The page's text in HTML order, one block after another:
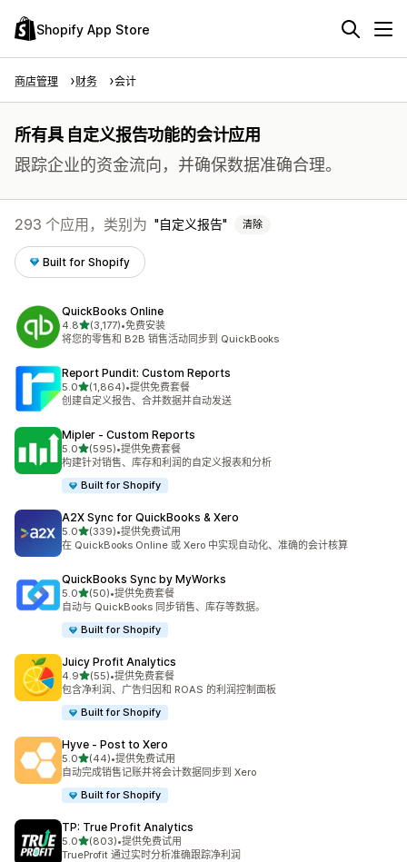
Shopify App Store
商店管理 财务 会计
所有具 自定义报告功能的会计应用
跟踪企业的资金流向，并确保数据准确合理。
293 个应用，类别为 自定义报告 清除
Built for Shopify
QuickBooks Online
4.8星（满分 5 星）
(3,177)
总共 3177 条评论
•免费安装
将您的零售和 B2B 销售活动同步到 QuickBooks
Report Pundit: Custom Reports
5.0星（满分 5 星）
(1,864)
总共 1864 条评论
•提供免费套餐
创建自定义报告、合并数据并自动发送
Mipler ‑ Custom Reports
5.0星（满分 5 星）
(595)
总共 595 条评论
•提供免费套餐
构建针对销售、库存和利润的自定义报表和分析
Built for Shopify
A2X Sync for QuickBooks & Xero
5.0星（满分 5 星）
(339)
总共 339 条评论
•提供免费试用
在 QuickBooks Online 或 Xero 中实现自动化、准确的会计核算
QuickBooks Sync by MyWorks
5.0星（满分 5 星）
(50)
总共 50 条评论
•提供免费套餐
自动与 QuickBooks 同步销售、库存等数据。
Built for Shopify
Juicy Profit Analytics
4.9星（满分 5 星）
(55)
总共 55 条评论
•提供免费套餐
包含净利润、广告归因和 ROAS 的利润控制面板
Built for Shopify
Hyve ‑ Post to Xero
5.0星（满分 5 星）
(44)
总共 44 条评论
•提供免费试用
自动完成销售记账并将会计数据同步到 Xero
Built for Shopify
TP: True Profit Analytics
5.0星（满分 5 星）
(803)
总共 803 条评论
•提供免费试用
TrueProfit 通过实时分析准确跟踪净利润